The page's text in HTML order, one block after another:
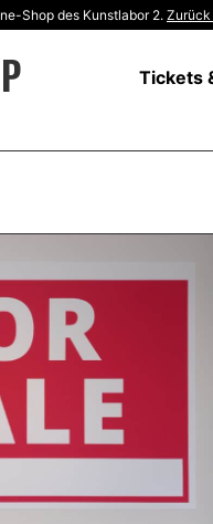
Shop des Kunstlabor 2. Zurück
Tickets